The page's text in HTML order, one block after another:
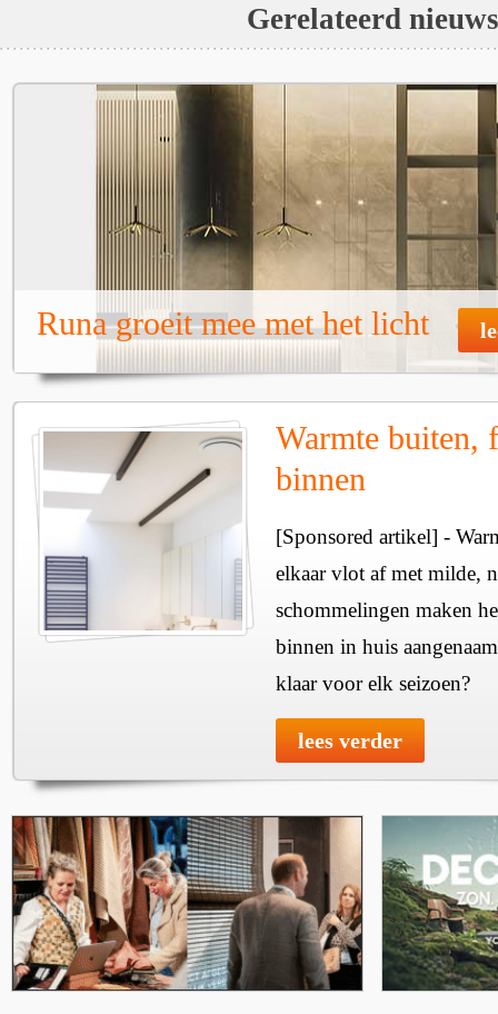
Gerelateerd nieuws
Runa groeit mee met het licht
Warmte buiten,
binnen
[Sponsored artikel] -
elkaar vlot af met milde,
schommelingen maken
binnen in huis
klaar voor elk seizoen?
lees verder